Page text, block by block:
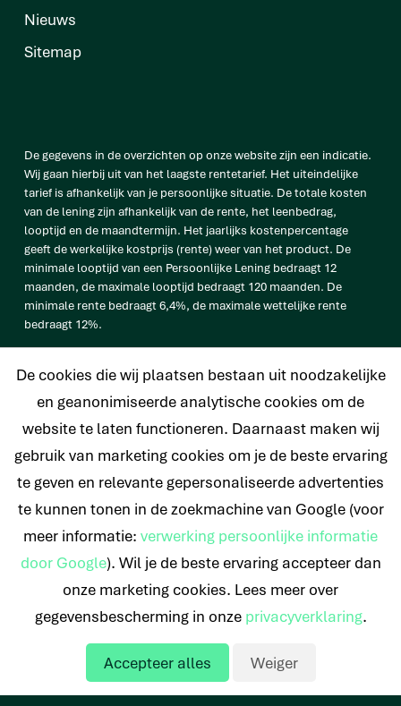
Offerte aanvragen
Nieuws
Sitemap
De gegevens in de overzichten op onze website zijn een indicatie.
Wij gaan hierbij uit van het laagste rentetarief. Het uiteindelijke
tarief is afhankelijk van je persoonlijke situatie. De totale kosten
van de lening zijn afhankelijk van de rente, het leenbedrag,
looptijd en de maandtermijn. Het jaarlijks kostenpercentage
geeft de werkelijke kostprijs (rente) weer van het product. De
minimale looptijd van een Persoonlijke Lening bedraagt 12
maanden, de maximale looptijd bedraagt 120 maanden. De
minimale rente bedraagt 6,4%, de maximale wettelijke rente
bedraagt 12%.
bedraagt € 33.638 op basis van een looptijd van 120 maanden met
een maandtermijn van € 280,32 en een rentetarief van 6,4%.
© 2026 Nederlands Krediet Collectief
De cookies die wij plaatsen bestaan uit noodzakelijke
en geanonimiseerde analytische cookies om de
website te laten functioneren. Daarnaast maken wij
gebruik van marketing cookies om je de beste ervaring
te geven en relevante gepersonaliseerde advertenties
te kunnen tonen in de zoekmachine van Google (voor
meer informatie: verwerking persoonlijke informatie
door Google). Wil je de beste ervaring accepteer dan
onze marketing cookies. Lees meer over
gegevensbescherming in onze privacyverklaring.
Accepteer alles Weiger